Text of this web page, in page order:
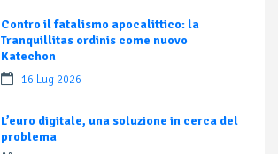
Contro il fatalismo apocalittico: la
Tranquillitas ordinis come nuovo
Katechon
16 Lug 2026
L’euro digitale, una soluzione in cerca del
problema